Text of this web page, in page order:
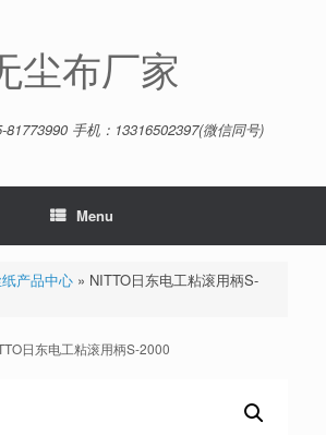
尘布厂家
81773990 手机：13316502397(微信同号)
Menu
产品中心» NITTO日东电工粘滚用柄S-
日东电工粘滚用柄S-2000